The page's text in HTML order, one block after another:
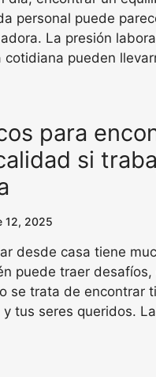
personal puede
La presión
cotidiana pueden
para
si
12, 2025
desde casa tiene
puede traer desafíos,
se trata de encontrar
y tus seres queridos.